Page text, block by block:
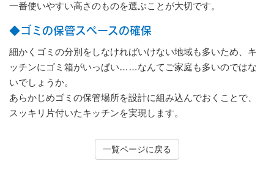
一番使いやすい高さのものを選ぶことが大切です。
◆ゴミの保管スペースの確保
細かくゴミの分別をしなければいけない地域も多いため、キ
ッチンにゴミ箱がいっぱい……なんてご家庭も多いのではな
いでしょうか。
あらかじめゴミの保管場所を設計に組み込んでおくことで、
スッキリ片付いたキッチンを実現します。
一覧ページに戻る